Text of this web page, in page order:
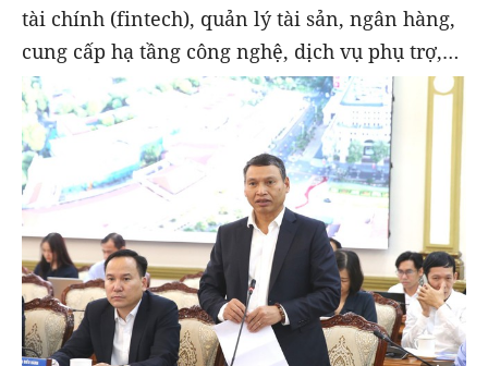
tài chính (fintech), quản lý tài sản, ngân hàng,
cung cấp hạ tầng công nghệ, dịch vụ phụ trợ,…